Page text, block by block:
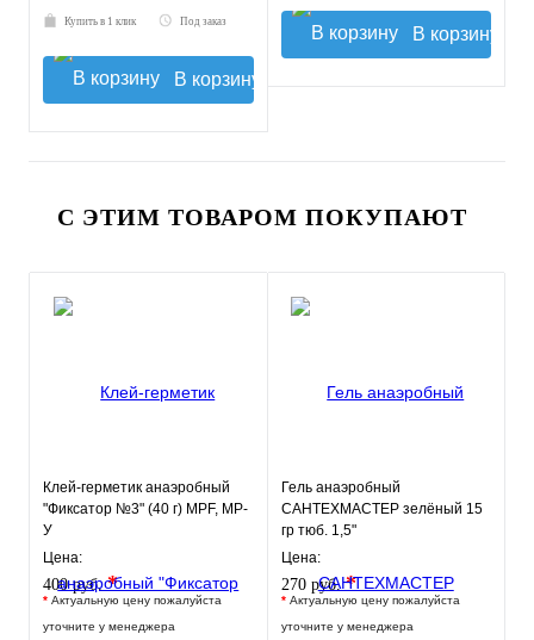
Купить в 1 клик Под заказ
В корзину
В корзину
С ЭТИМ ТОВАРОМ ПОКУПАЮТ
Клей-герметик анаэробный
"Фиксатор №3" (40 г) MPF, MP-
У
Цена:
400 руб.*
* Актуальную цену пожалуйста
уточните у менеджера
Гель анаэробный
САНТЕХМАСТЕР зелёный 15
гр тюб. 1,5"
Цена:
270 руб.*
* Актуальную цену пожалуйста
уточните у менеджера